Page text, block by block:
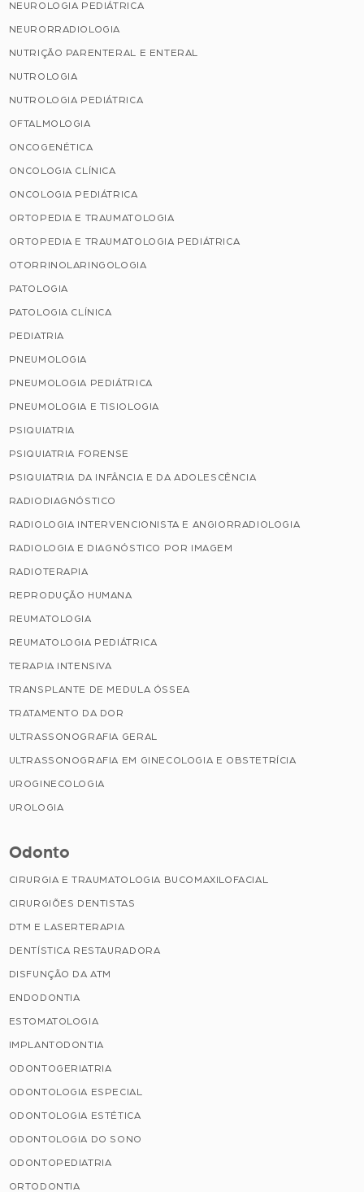
NEUROLOGIA PEDIÁTRICA
NEURORRADIOLOGIA
NUTRIÇÃO PARENTERAL E ENTERAL
NUTROLOGIA
NUTROLOGIA PEDIÁTRICA
OFTALMOLOGIA
ONCOGENÉTICA
ONCOLOGIA CLÍNICA
ONCOLOGIA PEDIÁTRICA
ORTOPEDIA E TRAUMATOLOGIA
ORTOPEDIA E TRAUMATOLOGIA PEDIÁTRICA
OTORRINOLARINGOLOGIA
PATOLOGIA
PATOLOGIA CLÍNICA
PEDIATRIA
PNEUMOLOGIA
PNEUMOLOGIA PEDIÁTRICA
PNEUMOLOGIA E TISIOLOGIA
PSIQUIATRIA
PSIQUIATRIA FORENSE
PSIQUIATRIA DA INFÂNCIA E DA ADOLESCÊNCIA
RADIODIAGNÓSTICO
RADIOLOGIA INTERVENCIONISTA E ANGIORRADIOLOGIA
RADIOLOGIA E DIAGNÓSTICO POR IMAGEM
RADIOTERAPIA
REPRODUÇÃO HUMANA
REUMATOLOGIA
REUMATOLOGIA PEDIÁTRICA
TERAPIA INTENSIVA
TRANSPLANTE DE MEDULA ÓSSEA
TRATAMENTO DA DOR
ULTRASSONOGRAFIA GERAL
ULTRASSONOGRAFIA EM GINECOLOGIA E OBSTETRÍCIA
UROGINECOLOGIA
UROLOGIA
Odonto
CIRURGIA E TRAUMATOLOGIA BUCOMAXILOFACIAL
CIRURGIÕES DENTISTAS
DTM E LASERTERAPIA
DENTÍSTICA RESTAURADORA
DISFUNÇÃO DA ATM
ENDODONTIA
ESTOMATOLOGIA
IMPLANTODONTIA
ODONTOGERIATRIA
ODONTOLOGIA ESPECIAL
ODONTOLOGIA ESTÉTICA
ODONTOLOGIA DO SONO
ODONTOPEDIATRIA
ORTODONTIA